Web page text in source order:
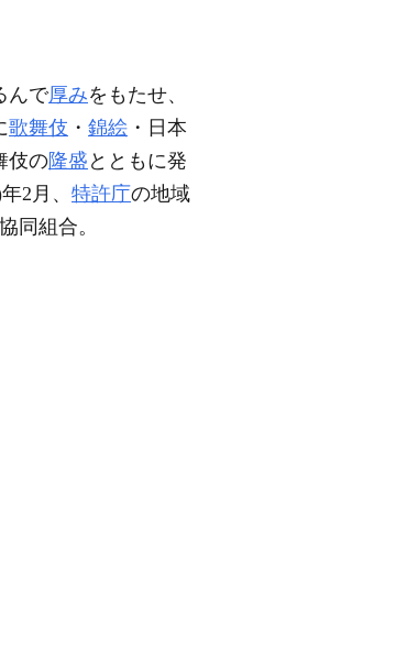
んで厚みをもたせ、
歌舞伎 ・ 錦絵 ・日本
伎の隆盛 とともに発
2月、 特許庁の地域
同組合。